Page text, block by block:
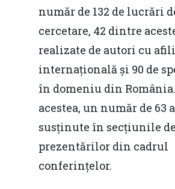
număr de 132 de lucrări
cercetare, 42 dintre
realizate de autori cu
internațională și 90 de
în domeniu din
acestea, un număr de 63
susținute în secțiunile
prezentărilor din cadrul
conferințelor.